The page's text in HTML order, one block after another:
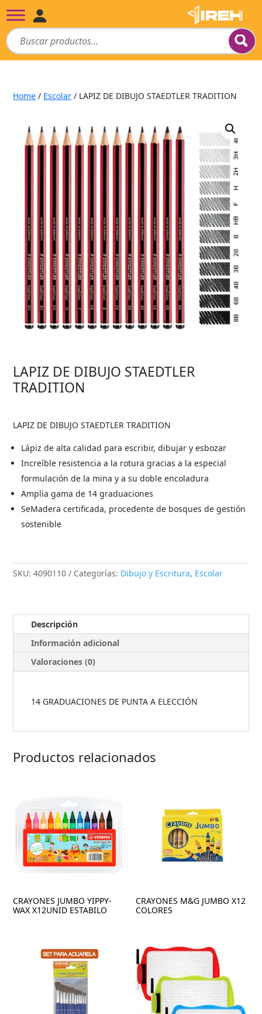
Home / Escolar / LAPIZ DE DIBUJO STAEDTLER TRADITION
LAPIZ DE DIBUJO STAEDTLER
TRADITION
LAPIZ DE DIBUJO STAEDTLER TRADITION
Lápiz de alta calidad para escribir, dibujar y esbozar
Increíble resistencia a la rotura gracias a la especial
formulación de la mina y a su doble encoladura
Amplia gama de 14 graduaciones
SeMadera certificada, procedente de bosques de gestión
sostenible
SKU:4090110 Categorías: Dibujo y Escritura, Escolar
Descripción
Información adicional
Valoraciones (0)
14 GRADUACIONES DE PUNTA A ELECCIÓN
Productos relacionados
CRAYONES JUMBO YIPPY-
WAX X12UNID ESTABILO
CRAYONES M&G JUMBO X12
COLORES